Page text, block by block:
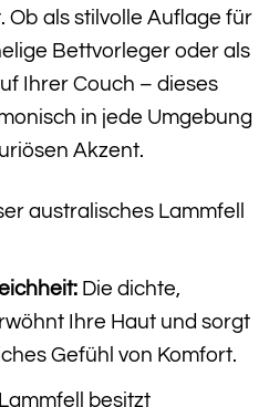
Ob als stilvolle Auflage für
Bettvorleger oder als
Ihrer Couch – dieses
in jede Umgebung
Akzent.
australisches Lammfell
Die dichte,
Ihre Haut und sorgt
Gefühl von Komfort.
besitzt